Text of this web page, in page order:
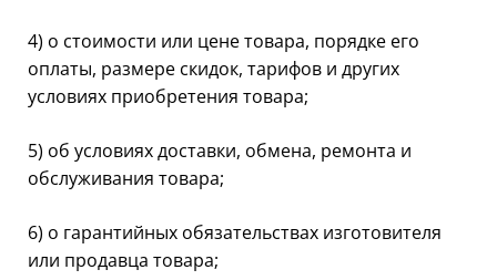
4) о стоимости или цене товара, порядке его
оплаты, размере скидок, тарифов и других
условиях приобретения товара;
5) об условиях доставки, обмена, ремонта и
обслуживания товара;
6) о гарантийных обязательствах изготовителя
или продавца товара;